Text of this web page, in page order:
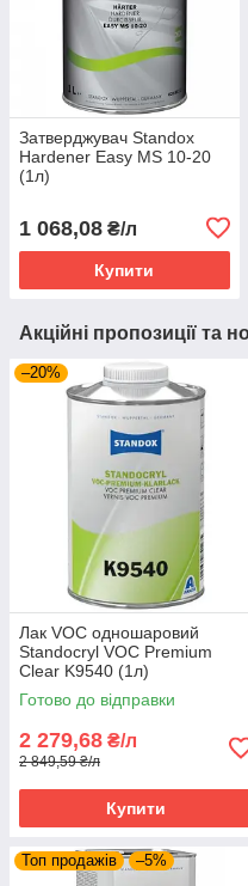
Затверджувач Standox
Hardener Easy MS 10-20
(1л)
1 068,08 ₴/л
Купити
Акційні пропозиції та
–20%
Лак VOC одношаровий
Standocryl VOC Premium
Clear K9540 (1л)
Готово до відправки
2 279,68 ₴/л
2 849,59 ₴/л
Купити
Топ продажів –5%